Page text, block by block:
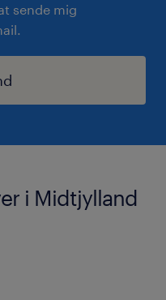
sende mig
i Midtjylland